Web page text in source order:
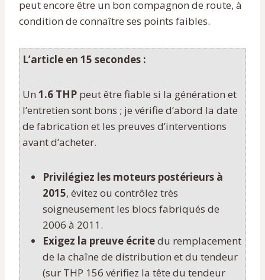
peut encore être un bon compagnon de route, à
condition de connaître ses points faibles.
L’article en 15 secondes :
Un 1.6 THP peut être fiable si la génération et
l’entretien sont bons ; je vérifie d’abord la date
de fabrication et les preuves d’interventions
avant d’acheter.
Privilégiez les moteurs postérieurs à
2015, évitez ou contrôlez très
soigneusement les blocs fabriqués de
2006 à 2011.
Exigez la preuve écritedu remplacement
de la chaîne de distribution et du tendeur
(sur THP 156 vérifiez la tête du tendeur